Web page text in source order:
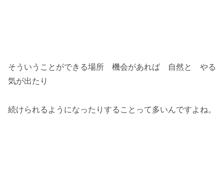
そういうことができる場所 機会があれば 自然と やる
気が出たり
続けられるようになったりすることって多いんですよね。